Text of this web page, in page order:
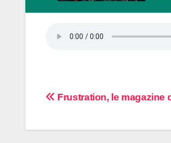
Navigation
Frustration, le magazine